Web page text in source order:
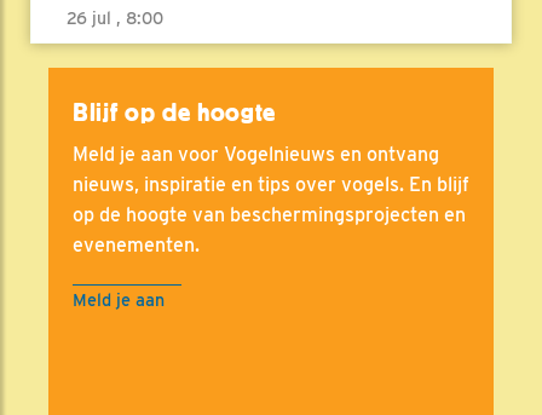
26 jul , 8:00
Blijf op de hoogte
Meld je aan voor Vogelnieuws en ontvang
nieuws, inspiratie en tips over vogels. En blijf
op de hoogte van beschermingsprojecten en
evenementen.
Meld je aan